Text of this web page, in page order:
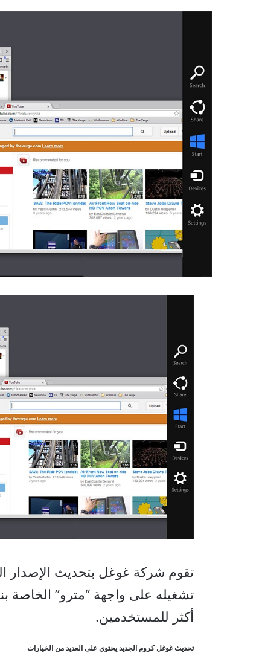
تقوم شركة غوغل بتحديث الإصدار
أكثر للمستخدمين.
تحديث غوغل كروم الجديد يحتوي على العديد من الخيارات